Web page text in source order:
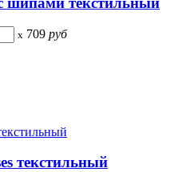
x 709 руб
текстильный